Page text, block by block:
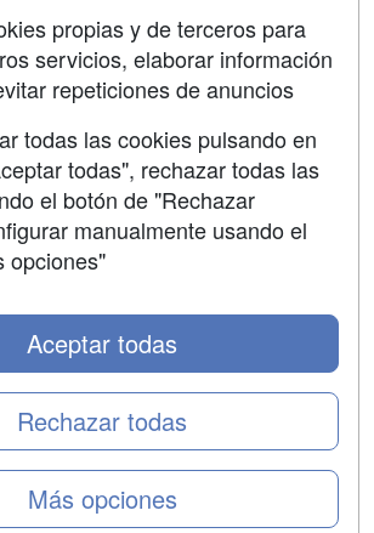
propias y de terceros para
servicios, elaborar información
repeticiones de anuncios
todas las cookies pulsando en
todas", rechazar todas las
el botón de "Rechazar
manualmente usando el
opciones"
Más opciones
Rechazar todas
Aceptar todas